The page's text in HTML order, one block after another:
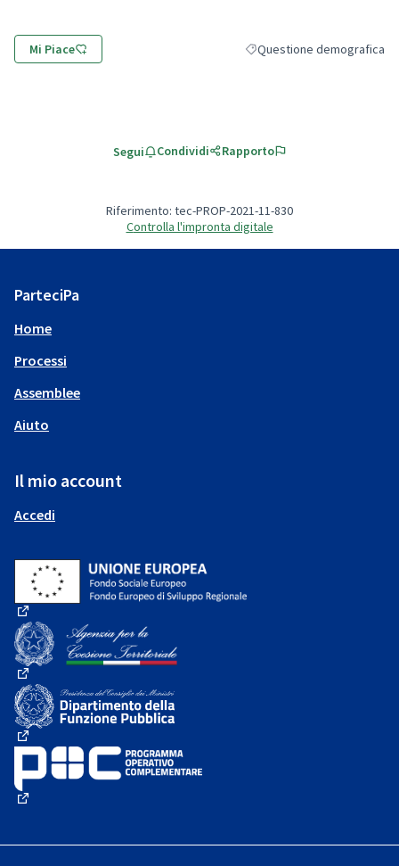
Mi Piace Filtra i risultati per
Questione demografica
Segui Condividi Rapporto
Riferimento: tec-PROP-2021-11-830
Controlla l'impronta digitale
ParteciPa
Home
Processi
Assemblee
Aiuto
Il mio account
Accedi
(Collegamento esterno)
(Collegamento esterno)
(Collegamento esterno)